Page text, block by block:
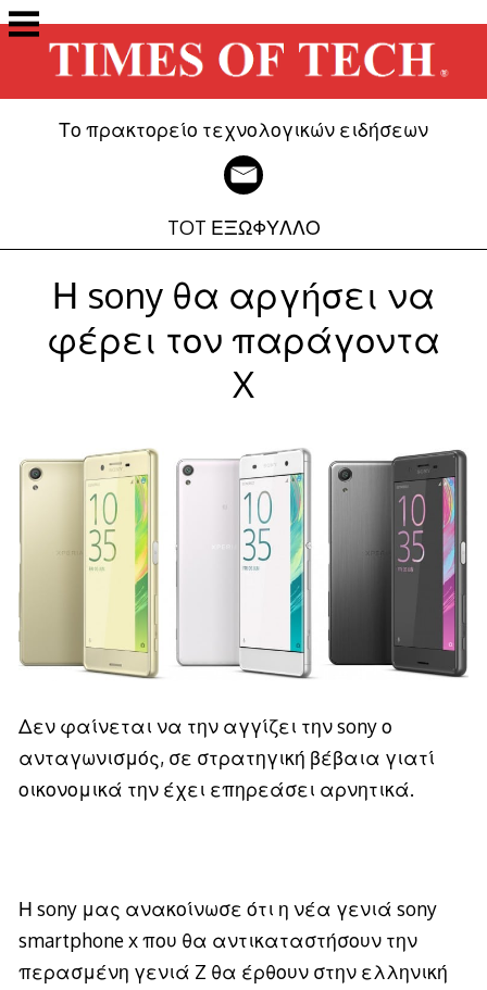
Μετάβαση
στο
περιεχόμενο
Το πρακτορείο τεχνολογικών ειδήσεων
TOT ΕΞΩΦΥΛΛΟ
Η sony θα αργήσει να
φέρει τον παράγοντα
X
Δεν φαίνεται να την αγγίζει την sony ο
ανταγωνισμός, σε στρατηγική βέβαια γιατί
οικονομικά την έχει επηρεάσει αρνητικά.
Η sony μας ανακοίνωσε ότι η νέα γενιά sony
smartphone x που θα αντικαταστήσουν την
περασμένη γενιά Z θα έρθουν στην ελληνική